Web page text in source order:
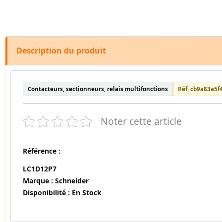
Description du produit
Contacteurs, sectionneurs, relais multifonctions Réf.
Noter cette article
Référence :
LC1D12P7
Marque : Schneider
Disponibilité : En Stock